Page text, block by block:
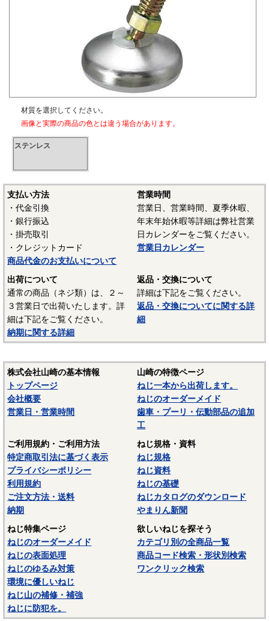
材質を選択してください。
画像と実際の商品の色とは違う場合があります。
ステンレス
支払い方法
・代金引換
・銀行振込
・掛売取引
・クレジットカード
商品代金のお支払いについて
営業時間
営業日、営業時間、夏季休暇、
年末年始休暇等詳細は弊社営業
日カレンダーをご覧ください。
営業日カレンダー
出荷について
通常の商品（ネジ類）は、２～
３営業日で出荷いたします。詳
細は下記をご覧ください。
納期に関する詳細
返品・交換について
詳細は下記をご覧ください。
返品・交換についてに関する詳
細
株式会社山崎の基本情報
トップページ
会社概要
営業日・営業時間
山崎の特徴ページ
ねじ一本から出荷します。
ねじのオーダーメイド
歯車・プーリ・伝動部品の追加
工
ご利用規約・ご利用方法
特定商取引法に基づく表示
プライバシーポリシー
利用規約
ご注文方法・送料
納期
ねじ規格・資料
ねじ規格
ねじ資料
ねじの基礎
ねじカタログのダウンロード
やまりん新聞
ねじ特集ページ
ねじのオーダーメイド
ねじの表面処理
ねじのゆるみ対策
環境に優しいねじ
ねじ山の補修・補強
ねじに防犯を。
欲しいねじを探そう
カテゴリ別の全商品一覧
商品コード検索・形状別検索
ワンクリック検索